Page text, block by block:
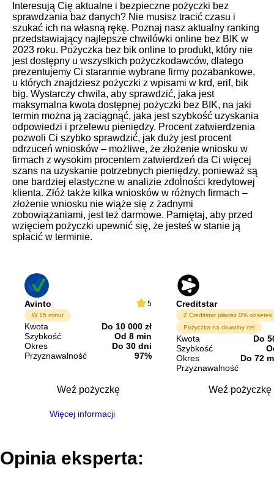
Interesują Cię aktualne i bezpieczne pożyczki bez
sprawdzania baz danych? Nie musisz tracić czasu i
szukać ich na własną rękę. Poznaj nasz aktualny ranking
przedstawiający najlepsze chwilówki online bez BIK w
2023 roku. Pożyczka bez bik online to produkt, który nie
jest dostępny u wszystkich pożyczkodawców, dlatego
prezentujemy Ci starannie wybrane firmy pozabankowe,
u których znajdziesz pożyczki z wpisami w krd, erif, bik
big. Wystarczy chwila, aby sprawdzić, jaka jest
maksymalna kwota dostępnej pożyczki bez BIK, na jaki
termin można ją zaciągnąć, jaka jest szybkość uzyskania
odpowiedzi i przelewu pieniędzy. Procent zatwierdzenia
pozwoli Ci szybko sprawdzić, jak duży jest procent
odrzuceń wniosków – możliwe, że złożenie wniosku w
firmach z wysokim procentem zatwierdzeń da Ci więcej
szans na uzyskanie potrzebnych pieniędzy, ponieważ są
one bardziej elastyczne w analizie zdolności kredytowej
klienta. Złóż także kilka wniosków w różnych firmach –
złożenie wniosku nie wiąże się z żadnymi
zobowiązaniami, jest też darmowe. Pamiętaj, aby przed
wzięciem pożyczki upewnić się, że jesteś w stanie ją
spłacić w terminie.
Avinto 5
W 15 minut
Kwota
Do 10 000 zł
Szybkość
Od 8 min
Okres
Do 30 dni
Przyznawalność
97%
Weź pożyczkę
Więcej informacji
Creditstar
Pożyczka na dowolny cel
Kwota
Do
Szybkość
Okres
Do 72
Przyznawalność
Weź pożyczkę
Opinia eksperta: